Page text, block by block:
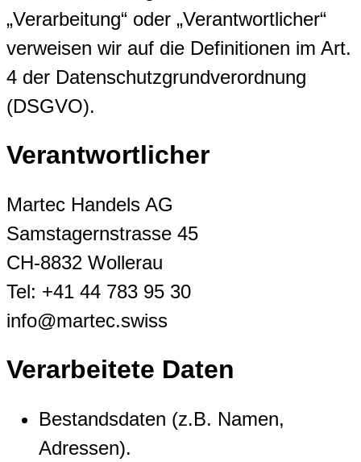
„Verarbeitung“ oder „Verantwortlicher“
verweisen wir auf die Definitionen im Art.
4 der Datenschutzgrundverordnung
(DSGVO).
Verantwortlicher
Martec Handels AG
Samstagernstrasse 45
CH-8832 Wollerau
Tel: +41 44 783 95 30
info@martec.swiss
Verarbeitete Daten
Bestandsdaten (z.B. Namen,
Adressen).